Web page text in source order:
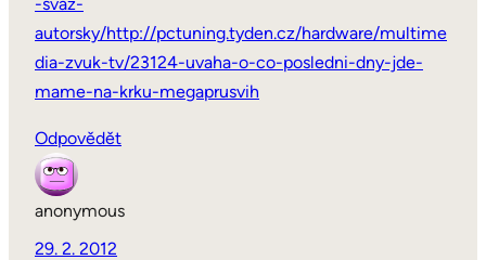
autorsky/http://pctuning.tyden.cz/hardware/multime
dia-zvuk-tv/23124-uvaha-o-co-posledni-dny-jde-
mame-na-krku-megaprusvih
Odpovědět
anonymous
29. 2. 2012